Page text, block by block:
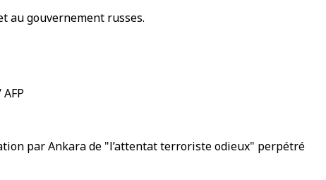
au gouvernement russes.
par Ankara de "l’attentat terroriste odieux" perpétré